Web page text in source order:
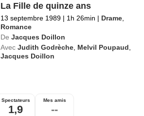
La Fille de quinze ans
13 septembre 1989 | 1h 26min | Drame
Romance
De Jacques Doillon
Avec Judith Godrèche Melvil Poupaud
Jacques Doillon
Spectateurs
1,9
Mes amis
--